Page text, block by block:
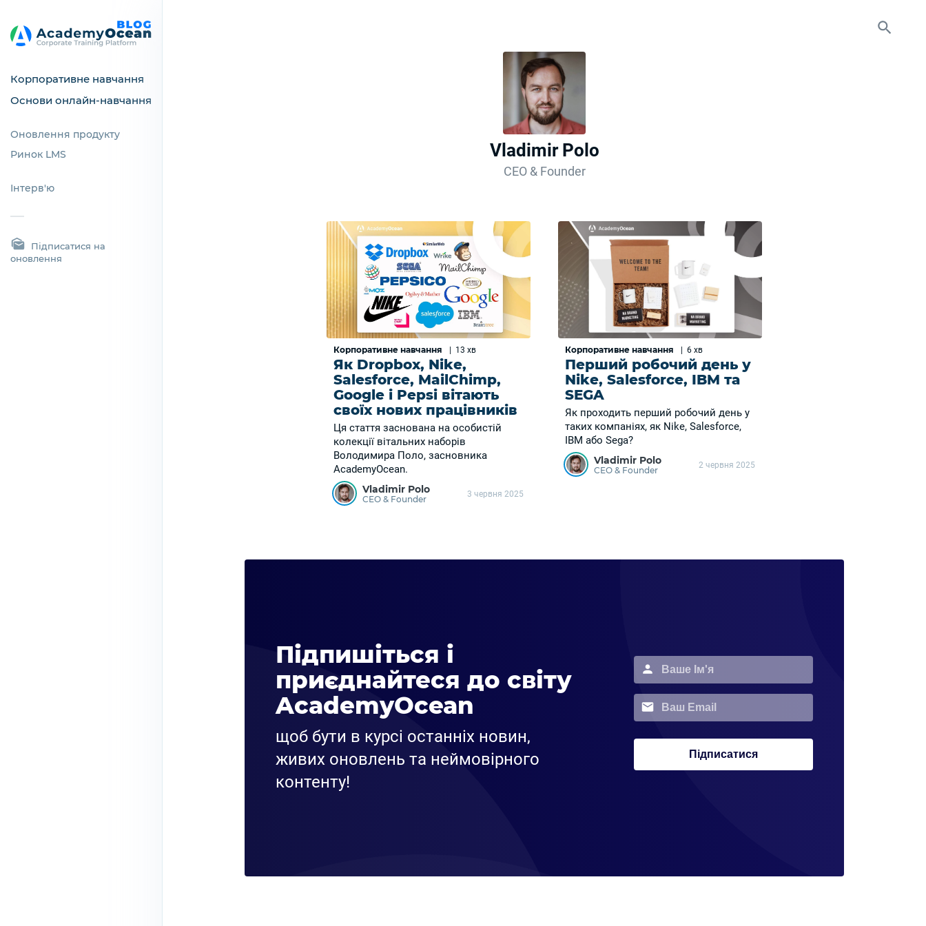
Корпоративне навчання
Основи онлайн-навчання
Оновлення продукту
Ринок LMS
Інтерв'ю
Підписатися на
оновлення
Vladimir Polo
CEO & Founder
Корпоративне навчання 13 хв
Як Dropbox, Nike,
Salesforce, MailChimp,
Google і Pepsi вітають
своїх нових працівників
Ця стаття заснована на особистій
колекції вітальних наборів
Володимира Поло, засновника
AcademyOcean.
Vladimir Polo
CEO & Founder 3 червня 2025
Корпоративне навчання 6 хв
Перший робочий день у
Nike, Salesforce, IBM та
SEGA
Як проходить перший робочий день у
таких компаніях, як Nike, Salesforce,
IBM або Sega?
Vladimir Polo
CEO & Founder 2 червня 2025
Підпишіться і
приєднайтеся до світу
AcademyOcean
щоб бути в курсі останніх новин,
живих оновлень та неймовірного
контенту!
Підписатися